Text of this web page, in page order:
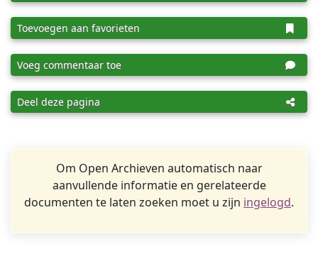
Toevoegen aan favorieten
Voeg commentaar toe
Deel deze pagina
Om Open Archieven automatisch naar
aanvullende informatie en gerelateerde
documenten te laten zoeken moet u zijn ingelogd.